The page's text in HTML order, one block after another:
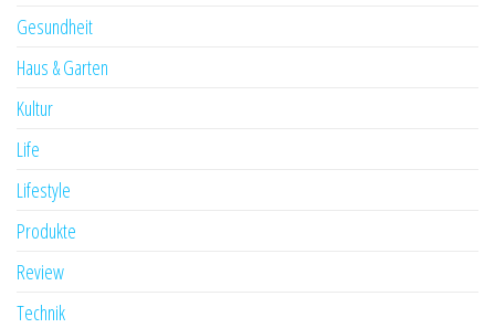
Gesundheit
Haus & Garten
Kultur
Life
Lifestyle
Produkte
Review
Technik